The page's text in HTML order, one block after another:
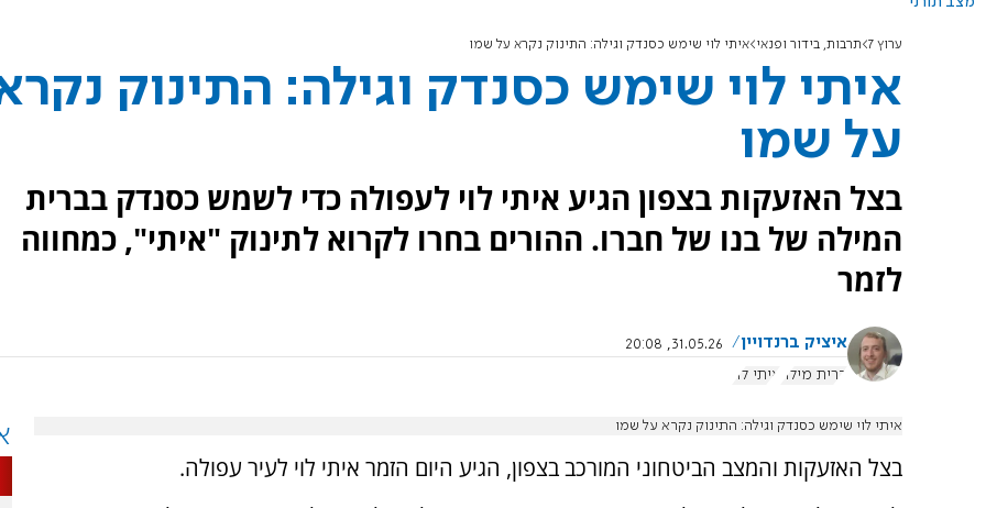
ערוץ 7 תרבות, בידור ופנאי איתי לוי שימש כסנדק וגילה: התינוק נקרא על שמו
איתי לוי שימש כסנדק וגילה: התינוק
על שמו
בצל האזעקות בצפון הגיע איתי לוי לעפולה כדי לשמש כסנדק בברית
המילה של בנו של חברו. ההורים בחרו לקרוא לתינוק "איתי", כמחווה
לזמר
איציק ברנדויין
31.05.26, 20:08
ברית מילה
איתי לוי
איתי לוי שימש כסנדק וגילה: התינוק נקרא על שמו
בצל האזעקות והמצב הביטחוני המורכב בצפון, הגיע היום הזמר איתי לוי לעיר עפולה.